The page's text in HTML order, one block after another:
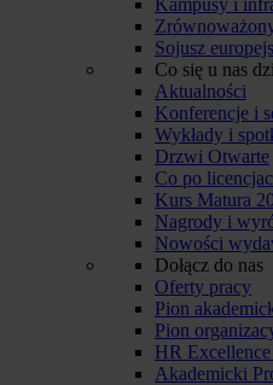
Sojusz
Co się u nas
Aktualności
Konferencje i
Wykłady i
Drzwi Otwarte
Co po
Kurs Matura
Nagrody i
Nowości
Dołącz do nas
Oferty pracy
Pion
Pion
HR
Akademicki